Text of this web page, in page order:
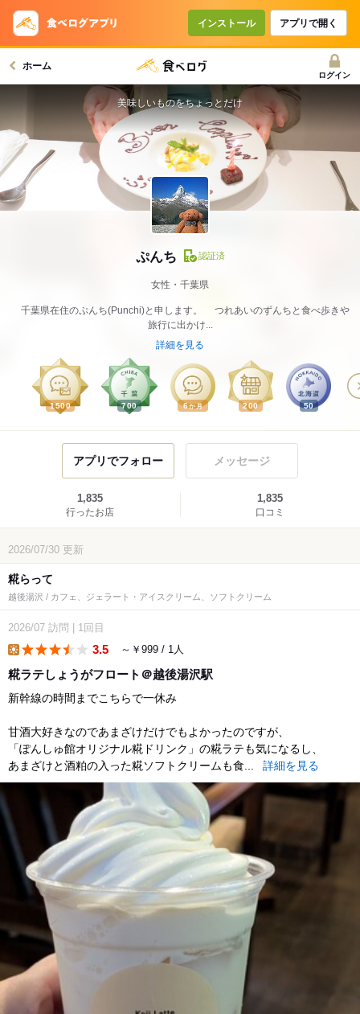
インストール アプリで開く
ホーム
ログイン
ぷんち 認証済
女性・千葉県
千葉県在住のぷんち(Punchi)と申します。 つれあいのずんちと食べ歩きや
旅行に出かけ...
詳細を見る
1500 700 6か月 200 50
美味しいものをちょっとだけ
アプリでフォロー メッセージ
1,835
行ったお店
1,835
口コミ
2026/07/30 更新
糀らって
越後湯沢 / カフェ、ジェラート・アイスクリーム、ソフトクリーム
2026/07 訪問 1回目
3.5 ～￥999 / 1人
糀ラテしょうがフロート＠越後湯沢駅
新幹線の時間までこちらで一休み
甘酒大好きなのであまざけだけでもよかったのですが、
「ぽんしゅ館オリジナル糀ドリンク」の糀ラテも気になるし、
あまざけと酒粕の入った糀ソフトクリームも食...
詳細を見る